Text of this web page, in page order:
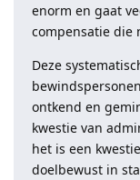
enorm en gaat
compensatie die
Deze
ontkend en
kwestie van
het is een
doelbewust in